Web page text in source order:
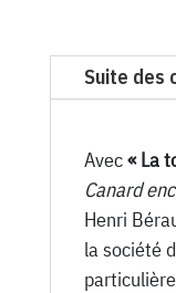
118
du
Enchaîné
Octobre
1918
Suite des
Avec« La
Canard
Henri
la société